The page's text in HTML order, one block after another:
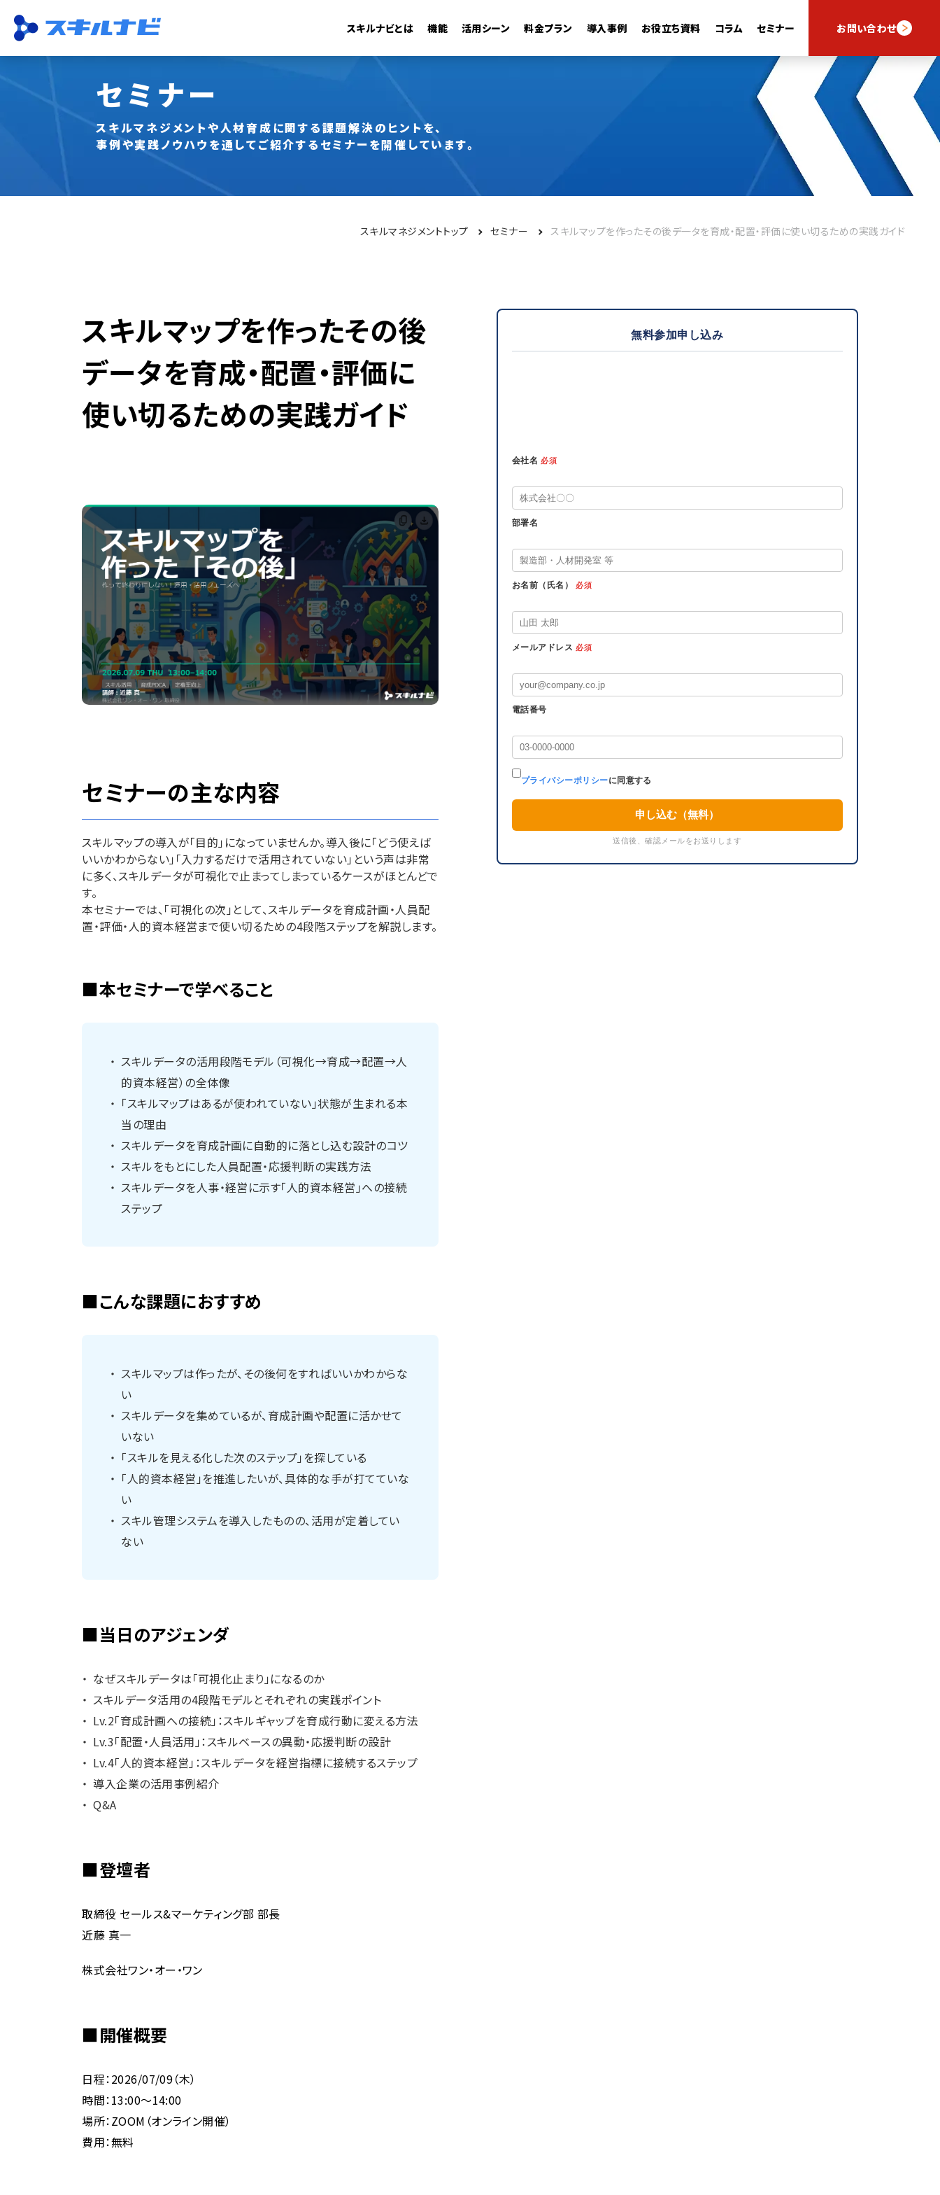
スキルナビとは 機能
機能一覧スキル管理 スキルナビAI
活用シーン
ISO運用収集・一元管理
料金プラン 導入事例 お役立ち資料 コラム セミナー お問い合わせ
セミナー
スキルマネジメントや人材育成に関する課題解決のヒントを、
事例や実践ノウハウを通してご紹介するセミナーを開催しています。
スキルマネジメントトップ セミナー スキルマップを作ったその後――データを育成・配置・評価に使い切るための実践ガイド
スキルマップを作ったその後――
データを育成・配置・評価に
使い切るための実践ガイド
セミナーの主な内容
スキルマップの導入が「目的」になっていませんか。導入後に「どう使えば
いいかわからない」「入力するだけで活用されていない」という声は非常
に多く、スキルデータが可視化で止まってしまっているケースがほとんどで
す。
本セミナーでは、「可視化の次」として、スキルデータを育成計画・人員配
置・評価・人的資本経営まで使い切るための4段階ステップを解説します。
■本セミナーで学べること
スキルデータの活用段階モデル（可視化→育成→配置→人
的資本経営）の全体像
「スキルマップはあるが使われていない」状態が生まれる本
当の理由
スキルデータを育成計画に自動的に落とし込む設計のコツ
スキルをもとにした人員配置・応援判断の実践方法
スキルデータを人事・経営に示す「人的資本経営」への接続
ステップ
■こんな課題におすすめ
スキルマップは作ったが、その後何をすればいいかわからな
い
スキルデータを集めているが、育成計画や配置に活かせて
いない
「スキルを見える化した次のステップ」を探している
「人的資本経営」を推進したいが、具体的な手が打てていな
い
スキル管理システムを導入したものの、活用が定着してい
ない
■当日のアジェンダ
なぜスキルデータは「可視化止まり」になるのか
スキルデータ活用の4段階モデルとそれぞれの実践ポイント
Lv.2「育成計画への接続」：スキルギャップを育成行動に変える方法
Lv.3「配置・人員活用」：スキルベースの異動・応援判断の設計
Lv.4「人的資本経営」：スキルデータを経営指標に接続するステップ
導入企業の活用事例紹介
Q&A
■登壇者
取締役 セールス&マーケティング部 部長
近藤 真一
株式会社ワン・オー・ワン
■開催概要
日程：2026/07/09（木）
時間：13:00〜14:00
場所：ZOOM（オンライン開催）
費用：無料
無料参加申し込み
会社名 必須
部署名
お名前（氏名） 必須
メールアドレス 必須
電話番号
プライバシーポリシーに同意する
申し込む（無料）
送信後、確認メールをお送りします